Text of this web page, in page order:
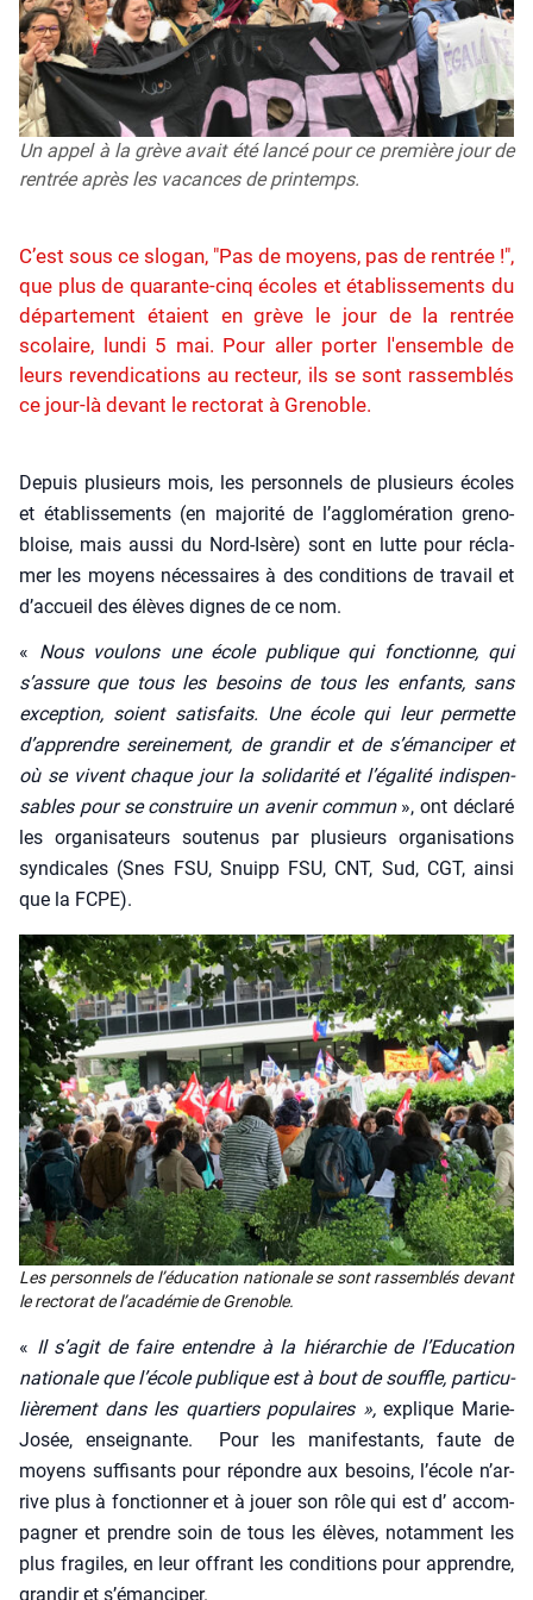
Un appel à la grève avait été lancé pour ce première jour de
rentrée après les vacances de printemps.
C’est sous ce slogan, "Pas de moyens, pas de rentrée !",
que plus de quarante-cinq écoles et établissements du
département étaient en grève le jour de la rentrée
scolaire, lundi 5 mai. Pour aller porter l'ensemble de
leurs revendications au recteur, ils se sont rassemblés
ce jour-là devant le rectorat à Grenoble.
Depuis plu­sieurs mois, les per­son­nels de plu­sieurs écoles
et éta­blis­se­ments (en majo­ri­té de l’agglomération gre­no­
bloise, mais aus­si du Nord-Isère) sont en lutte pour récla­
mer les moyens néces­saires à des condi­tions de tra­vail et
d’ac­cueil des élèves dignes de ce nom.
« Nous vou­lons une école publique qui fonc­tionne, qui
s’assure que tous les besoins de tous les enfants, sans
excep­tion, soient satis­faits. Une école qui leur per­mette
d’apprendre serei­ne­ment, de gran­dir et de s’émanciper et
où se vivent chaque jour la soli­da­ri­té et l’égalité indis­pen­
sables pour se construire un ave­nir com­mun», ont décla­ré
les orga­ni­sa­teurs sou­te­nus par plu­sieurs orga­ni­sa­tions
syn­di­cales (Snes FSU, Snuipp FSU, CNT, Sud, CGT, ain­si
que la FCPE).
Les per­son­nels de l’é­du­ca­tion natio­nale se sont ras­sem­blés devant
le rec­to­rat de l’a­ca­dé­mie de Gre­noble.
« Il s’a­git de faire entendre à la hié­rar­chie de l’E­du­ca­tion
natio­nale que l’é­cole publique est à bout de souffle, par­ti­cu­
liè­re­ment dans les quar­tiers popu­laires »,explique Marie-
Josée, ensei­gnante. Pour les mani­fes­tants, faute de
moyens suf­fi­sants pour répondre aux besoins, l’é­cole n’ar­
rive plus à fonc­tion­ner et à jouer son rôle qui est d’ accom­
pa­gner et prendre soin de tous les élèves, notam­ment les
plus fra­giles, en leur offrant les condi­tions pour apprendre,
gran­dir et s’é­man­ci­per.